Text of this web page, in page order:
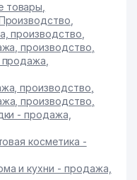
товары
производство
производство
производство
производство
- продажа,
косметика -
и кухни - продажа,